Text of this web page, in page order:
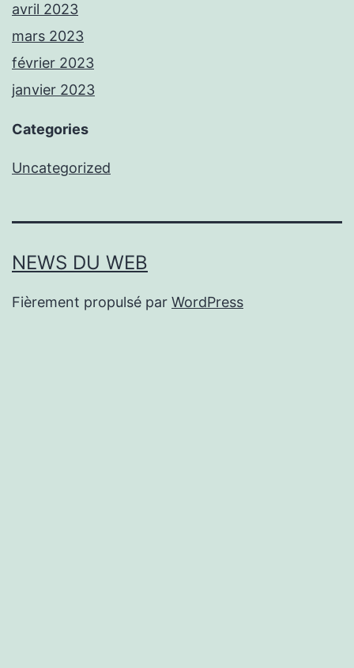
avril 2023
mars 2023
février 2023
janvier 2023
Categories
Uncategorized
NEWS DU WEB
Fièrement propulsé par WordPress